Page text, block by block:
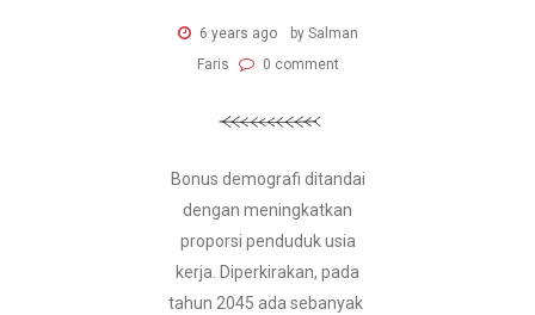
6 years ago
by Salman
Faris
0 comment
Bonus demografi ditandai
dengan meningkatkan
proporsi penduduk usia
kerja. Diperkirakan, pada
tahun 2045 ada sebanyak